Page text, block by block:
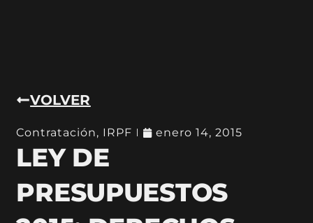
VOLVER
Contratación, IRPF enero 14, 2015
LEY DE
PRESUPUESTOS